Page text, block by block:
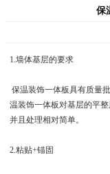
保
1.墙体基层的要求
保温装饰一体板具有质量
温装饰一体板对基层的平
并且处理相对简单。
2.粘贴+锚固